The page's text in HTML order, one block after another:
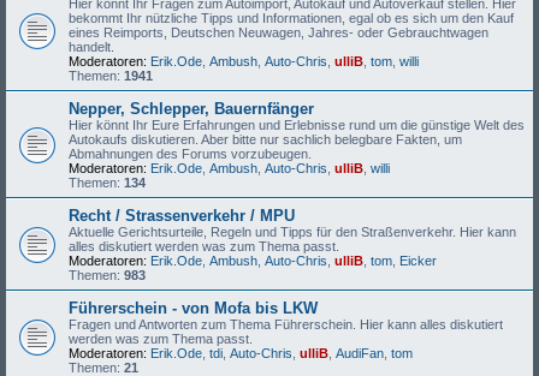
Hier könnt Ihr Fragen zum Autoimport, Autokauf und Autoverkauf stellen. Hier
bekommt Ihr nützliche Tipps und Informationen, egal ob es sich um den Kauf
eines Reimports, Deutschen Neuwagen, Jahres- oder Gebrauchtwagen
handelt.
Moderatoren: Erik.Ode Ambush Auto-Chris ulliB tom willi
Themen: 1941
Nepper, Schlepper, Bauernfänger
Hier könnt Ihr Eure Erfahrungen und Erlebnisse rund um die günstige Welt des
Autokaufs diskutieren. Aber bitte nur sachlich belegbare Fakten, um
Abmahnungen des Forums vorzubeugen.
Moderatoren: Erik.Ode Ambush Auto-Chris ulliB willi
Themen: 134
Recht / Strassenverkehr / MPU
Aktuelle Gerichtsurteile, Regeln und Tipps für den Straßenverkehr. Hier kann
alles diskutiert werden was zum Thema passt.
Moderatoren: Erik.Ode Ambush Auto-Chris ulliB tom Eicker
Themen: 983
Führerschein - von Mofa bis LKW
Fragen und Antworten zum Thema Führerschein. Hier kann alles diskutiert
werden was zum Thema passt.
Moderatoren: Erik.Ode tdi Auto-Chris ulliB AudiFan tom
Themen: 21